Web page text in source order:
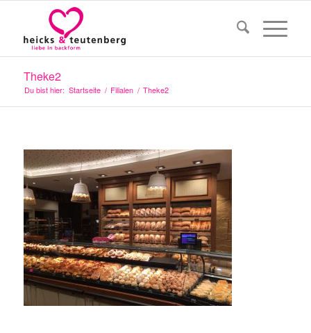
Theke2
Du bist hier: Startseite / Filialen / Theke2